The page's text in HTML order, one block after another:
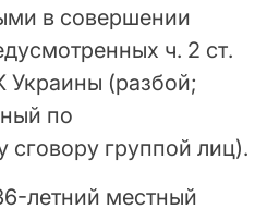
в совершении
ч. 2 ст.
Украины (разбой;
по
сговору группой лиц).
летний местный